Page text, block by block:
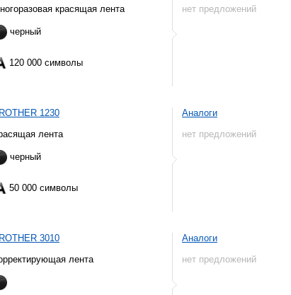
красящая лента
черный
120 000 символы
нет предложений
1230
лента
черный
50 000 символы
Аналоги
нет предложений
3010
лента
Аналоги
нет предложений